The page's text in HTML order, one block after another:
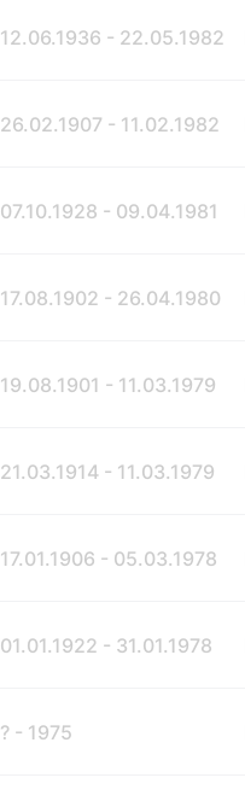
12.06.1936 - 22.05.1982
26.02.1907 - 11.02.1982
07.10.1928 - 09.04.1981
17.08.1902 - 26.04.1980
19.08.1901 - 11.03.1979
21.03.1914 - 11.03.1979
17.01.1906 - 05.03.1978
01.01.1922 - 31.01.1978
? - 1975